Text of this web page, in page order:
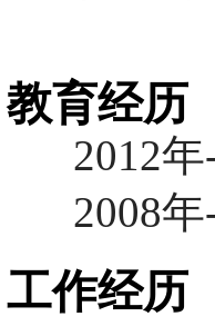
教育经历
2012年-
2008年-
工作经历